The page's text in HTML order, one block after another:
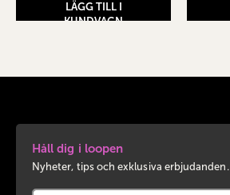
LÄGG TILL I
KUNDVAGN
Håll dig i loopen
Nyheter, tips och exklusiva erbjudanden.